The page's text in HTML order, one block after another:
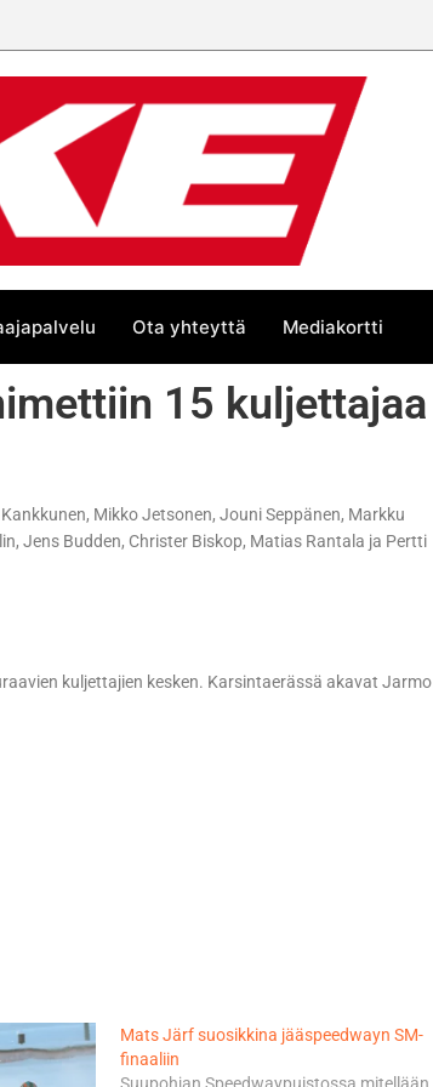
Ota yhteyttä Mediakortti
15 kuljettajaa
Mikko Jetsonen, Jouni Seppänen, Markku
Jens Budden, Christer Biskop, Matias Rantala ja Pertti
kuljettajien kesken. Karsintaerässä akavat Jarmo
Mats Järf suosikkina jääspeedwayn SM-
finaaliin